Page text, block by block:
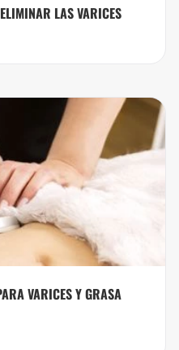
LAS VARICES
VARICES Y GRASA